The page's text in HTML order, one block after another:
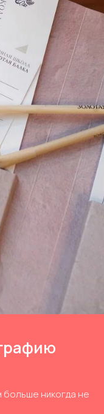
больше никогда не